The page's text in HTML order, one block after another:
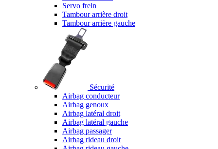
Servo frein
Tambour arrière droit
Tambour arrière gauche
Sécurité
Airbag conducteur
Airbag genoux
Airbag latéral droit
Airbag latéral gauche
Airbag passager
Airbag rideau droit